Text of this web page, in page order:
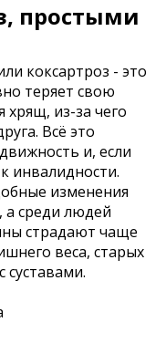
простыми
коксартроз - это
теряет свою
хрящ, из-за чего
Всё это
и, если
инвалидности.
изменения
а среди людей
страдают чаще
веса, старых